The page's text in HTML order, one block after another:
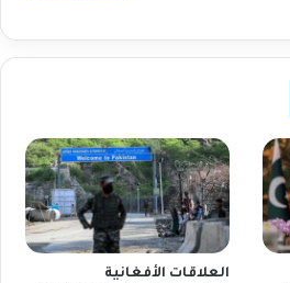
العلاقات الأفغانية